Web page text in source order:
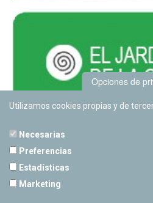
Opciones de
Utilizamos cookies propias y de
Necesarias
Preferencias
Estadísticas
Marketing